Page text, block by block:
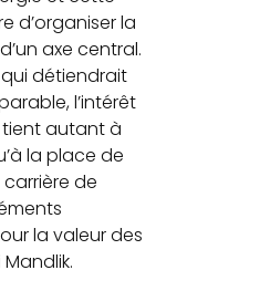
d’organiser la
axe central.
détiendrait
l’intérêt
tient autant à
la place de
de
la valeur des